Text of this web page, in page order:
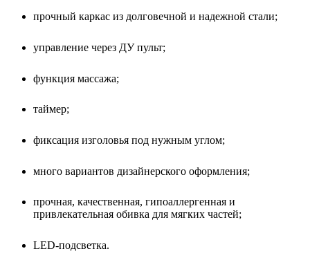
прочный каркас из долговечной и надежной стали;
управление через ДУ пульт;
функция массажа;
таймер;
фиксация изголовья под нужным углом;
много вариантов дизайнерского оформления;
прочная, качественная, гипоаллергенная и
привлекательная обивка для мягких частей;
LED-подсветка.